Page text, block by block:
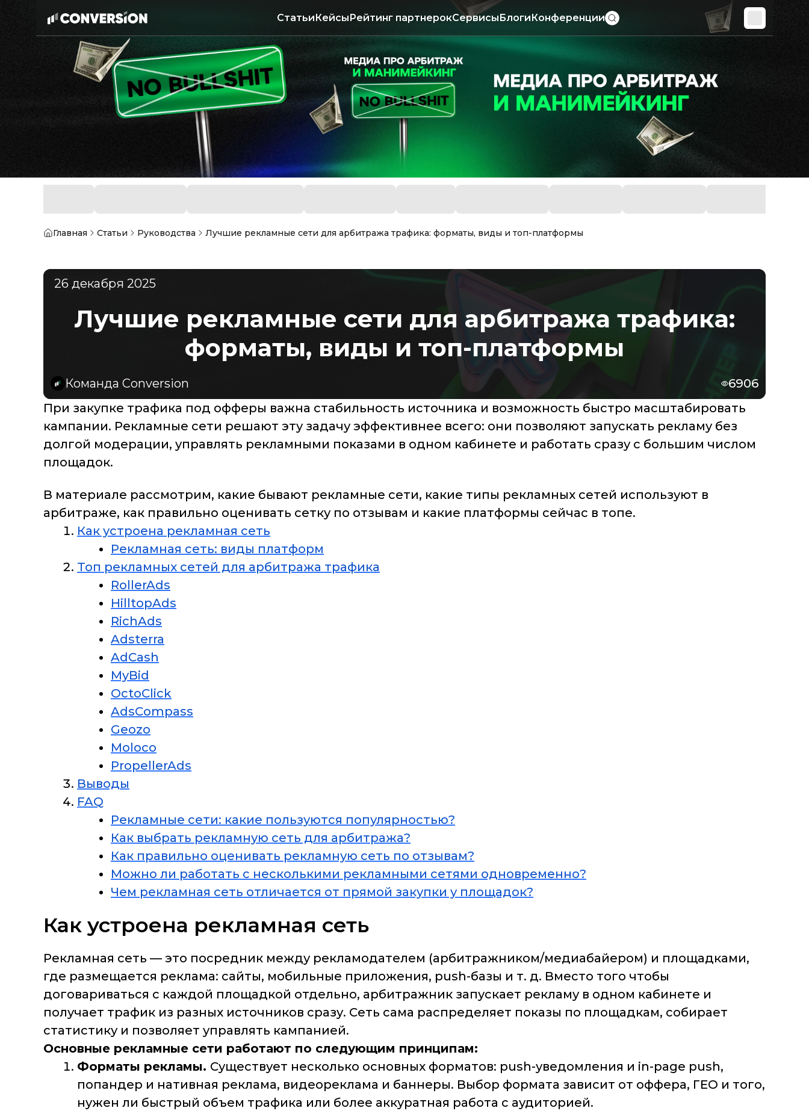
СтатьиКейсыРейтинг партнерокСервисыБлогиКонференции
Главная Статьи Руководства Лучшие рекламные сети для арбитража трафика: форматы, виды и топ-платформы
26 декабря 2025
Лучшие рекламные сети для арбитража трафика:
форматы, виды и топ-платформы
Команда Conversion
6906
При закупке трафика под офферы важна стабильность источника и возможность быстро масштабировать
кампании. Рекламные сети решают эту задачу эффективнее всего: они позволяют запускать рекламу без
долгой модерации, управлять рекламными показами в одном кабинете и работать сразу с большим числом
площадок.
В материале рассмотрим, какие бывают рекламные сети, какие типы рекламных сетей используют в
арбитраже, как правильно оценивать сетку по отзывам и какие платформы сейчас в топе.
Как устроена рекламная сеть
Рекламная сеть: виды платформ
Топ рекламных сетей для арбитража трафика
RollerAds
HilltopAds
RichAds
Adsterra
AdCash
MyBid
OctoClick
AdsCompass
Geozo
Moloco
PropellerAds
Выводы
FAQ
Рекламные сети: какие пользуются популярностью?
Как выбрать рекламную сеть для арбитража?
Как правильно оценивать рекламную сеть по отзывам?
Можно ли работать с несколькими рекламными сетями одновременно?
Чем рекламная сеть отличается от прямой закупки у площадок?
Как устроена рекламная сеть
Рекламная сеть — это посредник между рекламодателем (арбитражником/медиабайером) и площадками,
где размещается реклама: сайты, мобильные приложения, push-базы и т. д. Вместо того чтобы
договариваться с каждой площадкой отдельно, арбитражник запускает рекламу в одном кабинете и
получает трафик из разных источников сразу. Сеть сама распределяет показы по площадкам, собирает
статистику и позволяет управлять кампанией.
Основные рекламные сети работают по следующим принципам:
Форматы рекламы. Существует несколько основных форматов: push-уведомления и in-page push,
попандер и нативная реклама, видеореклама и баннеры. Выбор формата зависит от оффера, ГЕО и того,
нужен ли быстрый объем трафика или более аккуратная работа с аудиторией.